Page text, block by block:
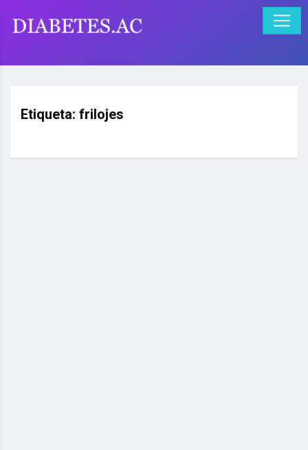
Etiqueta: frilojes